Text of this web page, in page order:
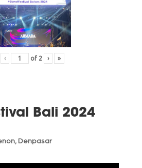
‹ of 2 › »
Bali 2024
Denpasar